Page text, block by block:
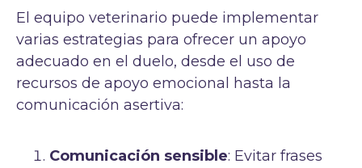
El equipo veterinario puede implementar
varias estrategias para ofrecer un apoyo
adecuado en el duelo, desde el uso de
recursos de apoyo emocional hasta la
comunicación asertiva:
Comunicación sensible: Evitar frases